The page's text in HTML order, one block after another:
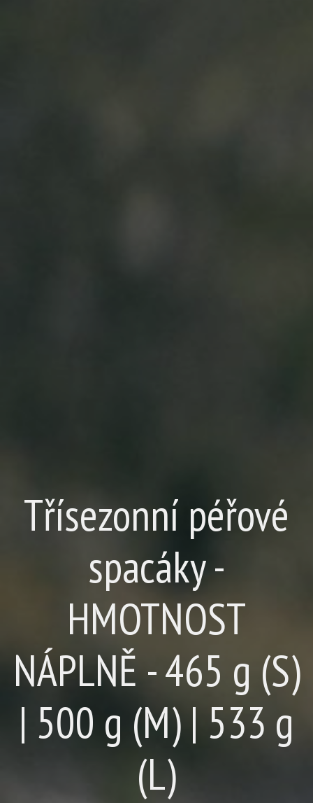
Třísezonní péřové
spacáky -
HMOTNOST
NÁPLNĚ - 465 g (S)
| 500 g (M) | 533 g
(L)